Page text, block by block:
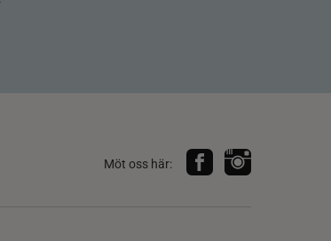
Möt oss här: